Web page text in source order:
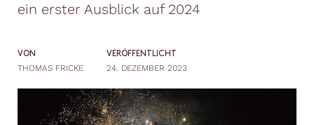
ein erster Ausblick auf 2024
VON
THOMAS FRICKE
VERÖFFENTLICHT
24. DEZEMBER 2023